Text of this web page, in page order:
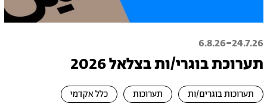
24.7.26
-
6.8.26
תערוכת בוגרי/ות בצלאל 2026
תערוכות בוגרים/ות תערוכות כלל אקדמי